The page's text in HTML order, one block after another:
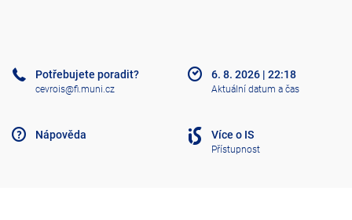
Potřebujete poradit?
cevrois@fi.muni.cz
Nápověda
6. 8. 2026 | 22:18
Aktuální datum a čas
Více o IS
Přístupnost